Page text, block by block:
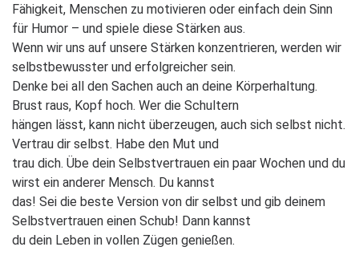
Fähigkeit, Menschen zu motivieren oder einfach dein Sinn
für Humor – und spiele diese Stärken aus.
Wenn wir uns auf unsere Stärken konzentrieren, werden wir
selbstbewusster und erfolgreicher sein.
Denke bei all den Sachen auch an deine Körperhaltung.
Brust raus, Kopf hoch. Wer die Schultern
hängen lässt, kann nicht überzeugen, auch sich selbst nicht.
Vertrau dir selbst. Habe den Mut und
trau dich. Übe dein Selbstvertrauen ein paar Wochen und du
wirst ein anderer Mensch. Du kannst
das! Sei die beste Version von dir selbst und gib deinem
Selbstvertrauen einen Schub! Dann kannst
du dein Leben in vollen Zügen genießen.